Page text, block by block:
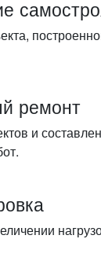
ремонт
и